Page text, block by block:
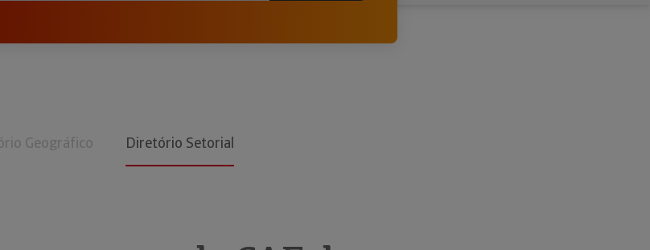
seus clientes.
Geográfico Diretório Setorial